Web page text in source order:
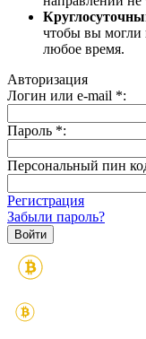
чтобы вы могли
любое время.
Авторизация
Логин или e-mail *:
Пароль *:
Персональный пин
Регистрация
Забыли пароль?